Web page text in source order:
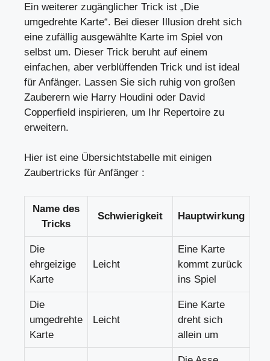
Ein weiterer zugänglicher Trick ist „Die
umgedrehte Karte“. Bei dieser Illusion dreht sich
eine zufällig ausgewählte Karte im Spiel von
selbst um. Dieser Trick beruht auf einem
einfachen, aber verblüffenden Trick und ist ideal
für Anfänger. Lassen Sie sich ruhig von großen
Zauberern wie Harry Houdini oder David
Copperfield inspirieren, um Ihr Repertoire zu
erweitern.
Hier ist eine Übersichtstabelle mit einigen
Zaubertricks für Anfänger :
Name des
Tricks
Schwierigkeit Hauptwirkung
Die
ehrgeizige
Karte
Leicht
Eine Karte
kommt zurück
ins Spiel
Die
umgedrehte
Karte
Leicht
Eine Karte
dreht sich
allein um